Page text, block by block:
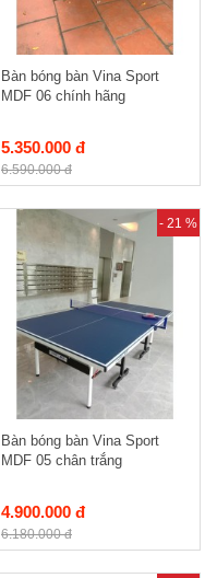
Bàn bóng bàn Vina Sport
MDF 06 chính hãng
5.350.000 đ
6.590.000 đ
- 21 %
Bàn bóng bàn Vina Sport
MDF 05 chân trắng
4.900.000 đ
6.180.000 đ